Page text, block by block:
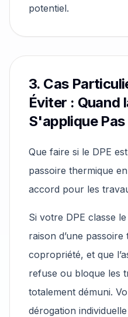
potentiel.
3. Cas
Éviter : Quand
S'applique Pas
Que faire si le DPE
passoire thermique
accord pour les
Si votre DPE classe
raison d’une passoire
copropriété, et que
refuse ou bloque les
totalement démuni.
dérogation